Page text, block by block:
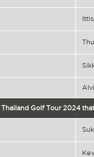
Golf Tour 2024